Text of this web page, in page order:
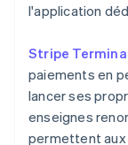
l'application
Stripe
paiements en
lancer ses
enseignes
permettent aux